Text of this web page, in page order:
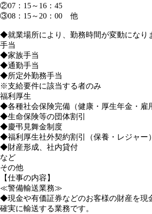
②07：15～16：45
③08：15～20：00 他
◆就業場所により、勤務時間が変動になり
手当
◆家族手当
◆通勤手当
◆所定外勤務手当
※支給要件に該当する者のみ
福利厚生
◆各種社会保険完備（健康・厚生年金・雇
◆生命保険等の団体割引
◆慶弔見舞金制度
◆福利厚生社外契約割引（保養・レジャー）
◆財産形成、社内貸付
など
その他
【仕事の内容】
≪警備輸送業務≫
◆現金や有価証券などのお客様の財産を現
確実に輸送する業務です。